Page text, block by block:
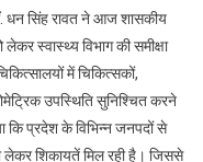
धन सिंह रावत ने आज शासकीय
स्वास्थ्य विभाग की समीक्षा
में चिकित्सकों,
उपस्थिति सुनिश्चित करने
कि प्रदेश के विभिन्न जनपदों से
लेकर शिकायतें मिल रही है। जिससे